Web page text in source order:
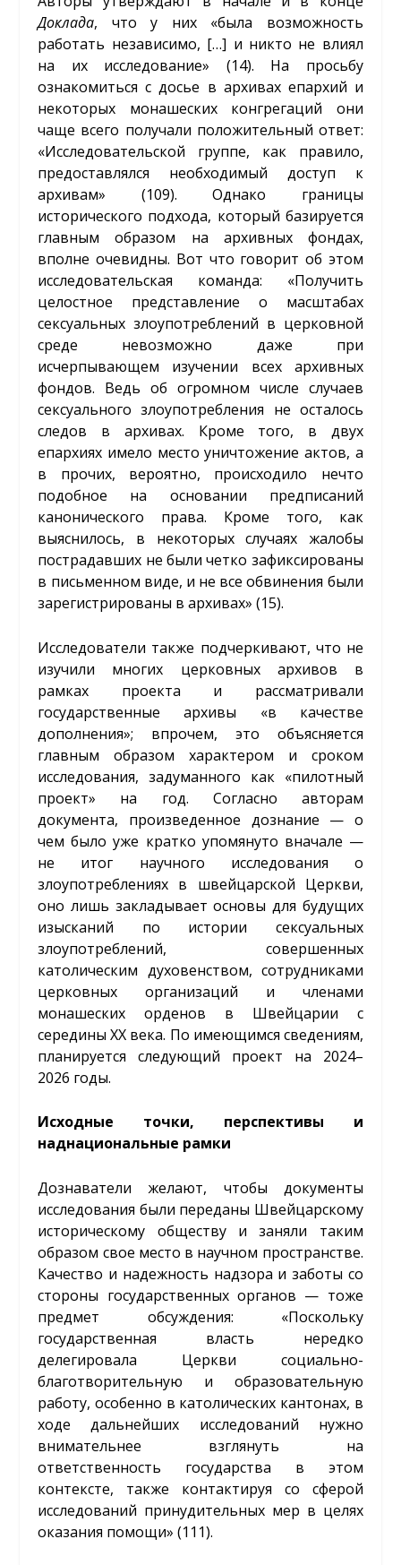
Доклада, что у них «была возможность
работать независимо, […] и никто не влиял
на их исследование» (14). На просьбу
ознакомиться с досье в архивах епархий и
некоторых монашеских конгрегаций они
чаще всего получали положительный ответ:
«Исследовательской группе, как правило,
предоставлялся необходимый доступ к
архивам» (109). Однако границы
исторического подхода, который базируется
главным образом на архивных фондах,
вполне очевидны. Вот что говорит об этом
исследовательская команда: «Получить
целостное представление о масштабах
сексуальных злоупотреблений в церковной
среде невозможно даже при
исчерпывающем изучении всех архивных
фондов. Ведь об огромном числе случаев
сексуального злоупотребления не осталось
следов в архивах. Кроме того, в двух
епархиях имело место уничтожение актов, а
в прочих, вероятно, происходило нечто
подобное на основании предписаний
канонического права. Кроме того, как
выяснилось, в некоторых случаях жалобы
пострадавших не были четко зафиксированы
в письменном виде, и не все обвинения были
зарегистрированы в архивах» (15).
Исследователи также подчеркивают, что не
изучили многих церковных архивов в
рамках проекта и рассматривали
государственные архивы «в качестве
дополнения»; впрочем, это объясняется
главным образом характером и сроком
исследования, задуманного как «пилотный
проект» на год. Согласно авторам
документа, произведенное дознание — о
чем было уже кратко упомянуто вначале —
не итог научного исследования о
злоупотреблениях в швейцарской Церкви,
оно лишь закладывает основы для будущих
изысканий по истории сексуальных
злоупотреблений, совершенных
католическим духовенством, сотрудниками
церковных организаций и членами
монашеских орденов в Швейцарии с
середины XX века. По имеющимся сведениям,
планируется следующий проект на 2024–
2026 годы.
Исходные точки, перспективы и
наднациональные рамки
Дознаватели желают, чтобы документы
исследования были переданы Швейцарскому
историческому обществу и заняли таким
образом свое место в научном пространстве.
Качество и надежность надзора и заботы со
стороны государственных органов — тоже
предмет обсуждения: «Поскольку
государственная власть нередко
делегировала Церкви социально-
благотворительную и образовательную
работу, особенно в католических кантонах, в
ходе дальнейших исследований нужно
внимательнее взглянуть на
ответственность государства в этом
контексте, также контактируя со сферой
исследований принудительных мер в целях
оказания помощи» (111).